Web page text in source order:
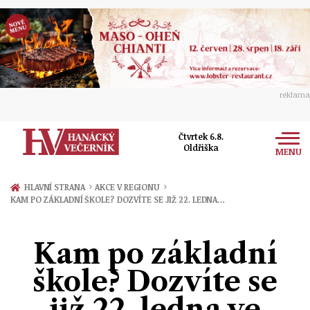
reklama
Čtvrtek 6.8.
Oldřiška
MENU
Zprávy
Prostějov
Přerov
Politika
Ekonomika
Kultura
Hudba
Společnost
Sport
HLAVNÍ STRANA › AKCE V REGIONU ›
KAM PO ZÁKLADNÍ ŠKOLE? DOZVÍTE SE JIŽ 22. LEDNA…
Kam po základní
škole? Dozvíte se